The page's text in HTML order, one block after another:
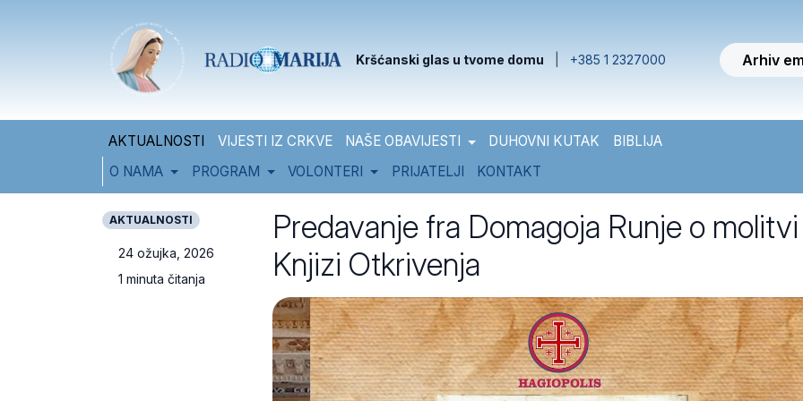
Kršćanski glas u tvome domu +385 1 2327000 Arhiv
AKTUALNOSTI VIJESTI IZ CRKVE NAŠE OBAVIJESTI DUHOVNI KUTAK
BIBLIJA
O NAMA
PROGRAM VOLONTERI PRIJATELJI KONTAKT
AKTUALNOSTI
24 ožujka, 2026
1 minuta čitanja
Predavanje fra Domagoja Runje o
Knjizi Otkrivenja